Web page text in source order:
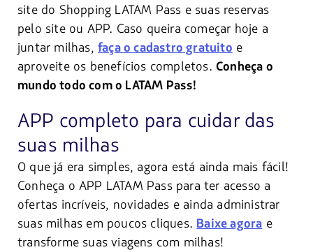
site do Shopping LATAM Pass e suas reservas
pelo site ou APP. Caso queira começar hoje a
juntar milhas, faça o cadastro gratuito e
aproveite os benefícios completos. Conheça o
mundo todo com o LATAM Pass!
APP completo para cuidar das
suas milhas
O que já era simples, agora está ainda mais fácil!
Conheça o APP LATAM Pass para ter acesso a
ofertas incríveis, novidades e ainda administrar
suas milhas em poucos cliques. Baixe agora e
transforme suas viagens com milhas!